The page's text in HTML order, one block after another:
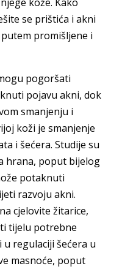
se prištića i akni
promišljene i
pogoršati
pojavu akni, dok
smanjenju i
koži je smanjenje
i šećera. Studije su
hrana, poput bijelog
potaknuti
razvoju akni.
cjelovite žitarice,
tijelu potrebne
regulaciji šećera u
masnoće, poput